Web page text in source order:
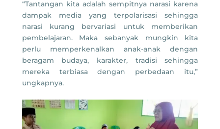
“Tantangan kita adalah sempitnya narasi karena
dampak media yang terpolarisasi sehingga
narasi kurang bervariasi untuk memberikan
pembelajaran. Maka sebanyak mungkin kita
perlu memperkenalkan anak-anak dengan
beragam budaya, karakter, tradisi sehingga
mereka terbiasa dengan perbedaan itu,”
ungkapnya.